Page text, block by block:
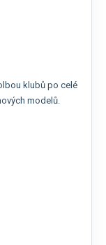
klubů po celé
modelů.